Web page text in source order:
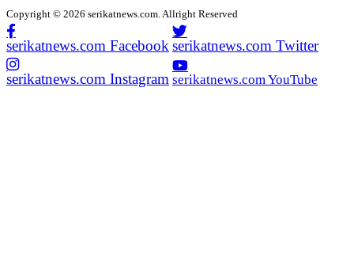
Copyright © 2026 serikatnews.com. Allright Reserved
serikatnews.com Facebook serikatnews.com Twitter
serikatnews.com Instagram serikatnews.com YouTube